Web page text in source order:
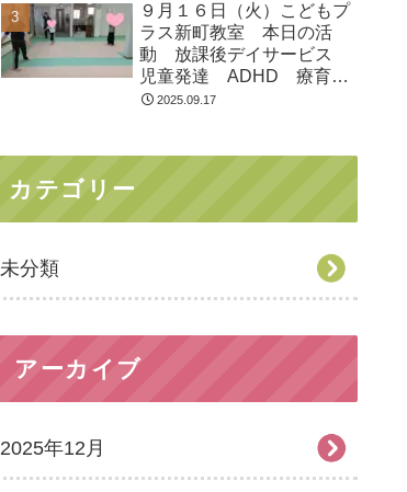
９月１６日（火）こどもプ
ラス新町教室 本日の活
動 放課後デイサービス
児童発達 ADHD 療育
発達障がい
2025.09.17
カテゴリー
未分類
アーカイブ
2025年12月